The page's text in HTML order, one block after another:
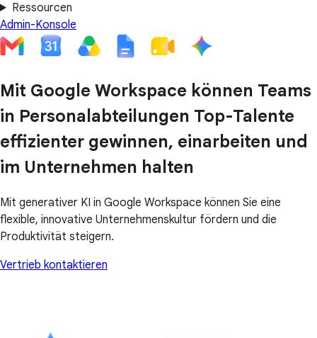
Ressourcen
Admin-Konsole
Mit Google Workspace können Teams
in Personalabteilungen Top-Talente
effizienter gewinnen, einarbeiten und
im Unternehmen halten
Mit generativer KI in Google Workspace können Sie eine
flexible, innovative Unternehmenskultur fördern und die
Produktivität steigern.
Vertrieb kontaktieren